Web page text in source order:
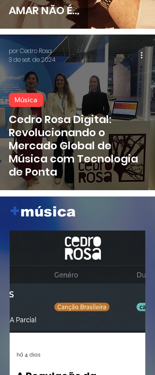
AMAR NÃO É...
Cedro Rosa Digital:
Revolucionando o
Mercado Global de
Música com Tecnologia
de Ponta
Música
por Cedro Rosa
3 de set. de 2024
+música
há 4 dias